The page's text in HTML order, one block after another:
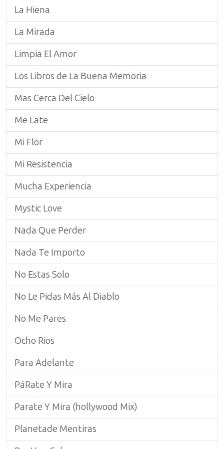
La Hiena
La Mirada
Limpia El Amor
Los Libros de La Buena Memoria
Mas Cerca Del Cielo
Me Late
Mi Flor
Mi Resistencia
Mucha Experiencia
Mystic Love
Nada Que Perder
Nada Te Importo
No Estas Solo
No Le Pidas Más Al Diablo
No Me Pares
Ocho Rios
Para Adelante
PáRate Y Mira
Parate Y Mira (hollywood Mix)
Planetade Mentiras